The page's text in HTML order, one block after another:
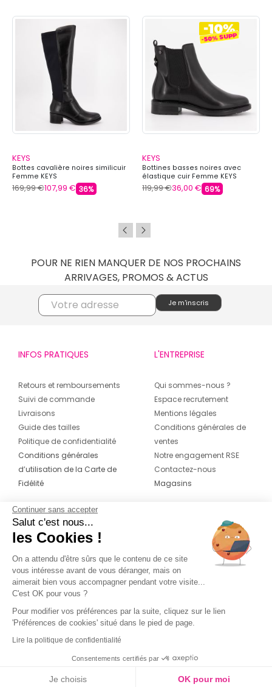
KEYS
Bottes cavalière noires similicuir
Femme KEYS
169,99 €107,99 € 36%
KEYS
Bottines basses noires avec
élastique cuir Femme KEYS
119,99 €36,00 € 69%
POUR NE RIEN MANQUER DE NOS PROCHAINS
ARRIVAGES, PROMOS & ACTUS
INFOS PRATIQUES
Retours et remboursements
Suivi de commande
Livraisons
Guide des tailles
Politique de confidentialité
Conditions générales
d’utilisation de la Carte de
Fidélité
L'ENTREPRISE
Qui sommes-nous ?
Espace recrutement
Mentions légales
Conditions générales de
ventes
Notre engagement RSE
Contactez-nous
Magasins
CONTACT
04 42 20 78 42
Du lundi au jeudi de 8h30 à 16h30 & le
vendredi de 8h30 à 15h30
Continuer sans accepter
Salut c'est nous...
les Cookies !
On a attendu d'être sûrs que le contenu de ce site
vous intéresse avant de vous déranger, mais on
aimerait bien vous accompagner pendant votre visite...
C'est OK pour vous ?
Pour modifier vos préférences par la suite, cliquez sur le lien
'Préférences de cookies' situé dans le pied de page.
Lire la politique de confidentialité
Consentements certifiés par
Je choisis OK pour moi